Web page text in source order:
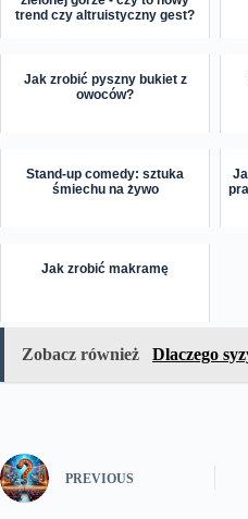
trend czy altruistyczny gest?
Jak zrobić pyszny bukiet z
owoców?
Stand-up comedy: sztuka
śmiechu na żywo
Jak zrobić makramę
Zobacz również Dlaczego
PREVIOUS